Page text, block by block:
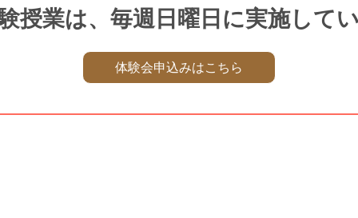
授業は、毎週日曜日に実施して
体験会申込みはこちら